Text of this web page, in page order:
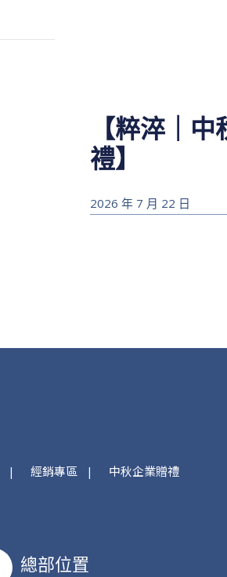
【粹淬｜
禮】
2026 年 7 月 22 日
經銷專區 中秋企業贈禮
總部位置